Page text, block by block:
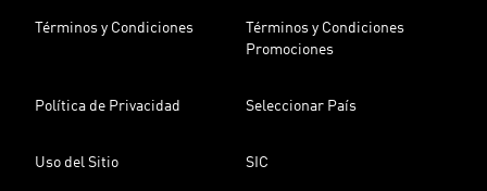
Términos y Condiciones
Términos y Condiciones
Promociones
Política de Privacidad Seleccionar País
Uso del Sitio SIC